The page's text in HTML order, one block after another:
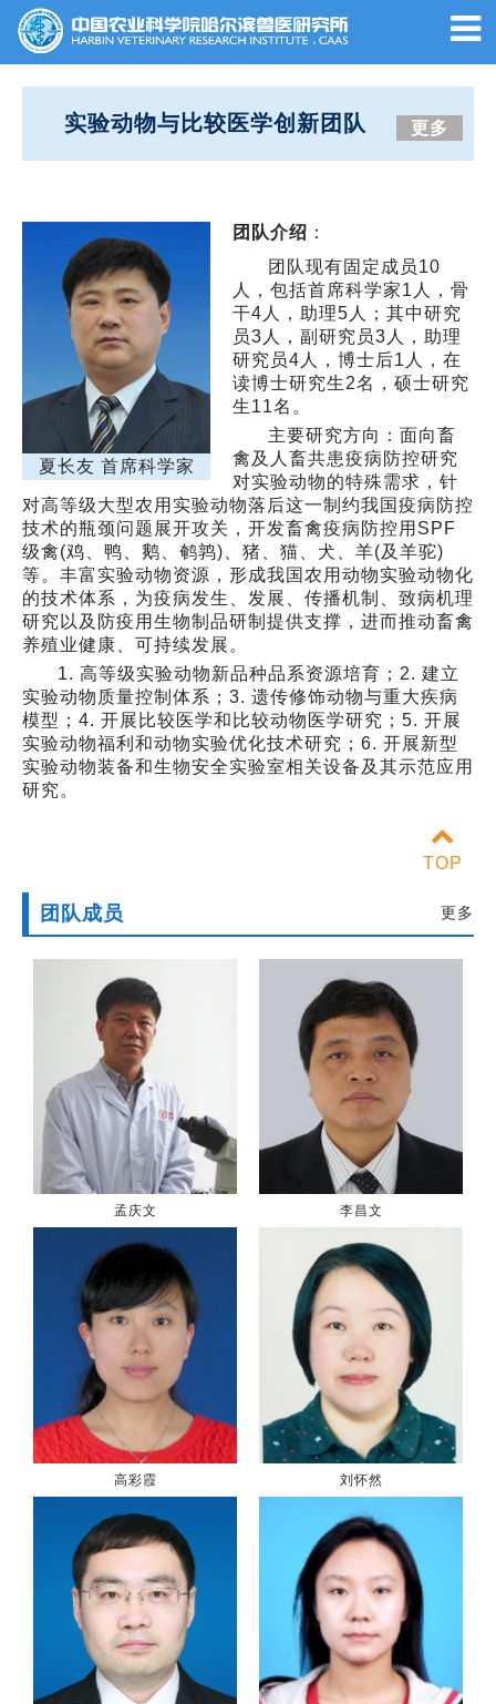
更多
实验动物与比较医学创新团队
夏长友 首席科学家
团队介绍 ：
团队现有固定成员10
人，包括首席科学家1人，骨
干4人，助理5人；其中研究
员3人，副研究员3人，助理
研究员4人，博士后1人，在
读博士研究生2名，硕士研究
生11名。
主要研究方向： 面向畜
禽及人畜共患疫病防控研究
对实验动物的特殊需求，针
对高等级大型农用实验动物落后这一制约我国疫病防控
技术的瓶颈问题展开攻关，开发畜禽疫病防控用SPF
级禽(鸡、鸭、鹅、鹌鹑)、猪、猫、犬、羊(及羊驼)
等。丰富实验动物资源，形成我国农用动物实验动物化
的技术体系，为疫病发生、发展、传播机制、致病机理
研究以及防疫用生物制品研制提供支撑，进而推动畜禽
养殖业健康、可持续发展。
1. 高等级实验动物新品种品系资源培育； 2. 建立
实验动物质量控制体系； 3. 遗传修饰动物与重大疾病
模型； 4. 开展比较医学和比较动物医学研究； 5. 开展
实验动物福利和动物实验优化技术研究； 6. 开展新型
实验动物装备和生物安全实验室相关设备及其示范应用
研究。
更多
团队成员
孟庆文 李昌文
高彩霞 刘怀然
TOP